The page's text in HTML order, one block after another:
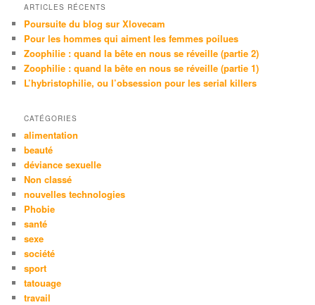
e
ARTICLES RÉCENTS
Poursuite du blog sur Xlovecam
Pour les hommes qui aiment les femmes poilues
Zoophilie : quand la bête en nous se réveille (partie 2)
Zoophilie : quand la bête en nous se réveille (partie 1)
L’hybristophilie, ou l’obsession pour les serial killers
CATÉGORIES
alimentation
beauté
déviance sexuelle
Non classé
nouvelles technologies
Phobie
santé
sexe
société
sport
tatouage
travail